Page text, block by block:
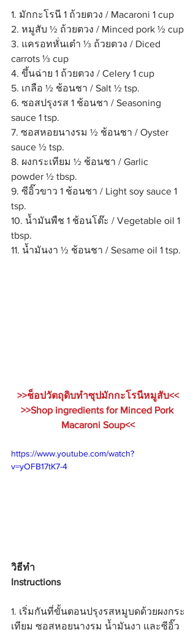
1. มักกะโรนี 1 ถ้วยตวง / Macaroni 1 cup
2. หมูสับ ½ ถ้วยตวง / Minced pork ½ cup
3. แครอทหั่นเต๋า ⅓ ถ้วยตวง / Diced
carrots ⅓ cup
4. ขึ้นฉ่าย 1 ถ้วยตวง / Celery 1 cup
5. เกลือ ½ ช้อนชา / Salt ½ tsp.
6. ซอสปรุงรส 1 ช้อนชา / Seasoning
sauce 1 tsp.
7. ซอสหอยนางรม ½ ช้อนชา / Oyster
sauce ½ tsp.
8. ผงกระเทียม ½ ช้อนชา / Garlic
powder ½ tbsp.
9. ซีอิ๊วขาว 1 ช้อนชา / Light soy sauce 1
tsp.
10. น้ำมันพืช 1 ช้อนโต๊ะ / Vegetable oil 1
tbsp.
11. น้ำมันงา ½ ช้อนชา / Sesame oil 1 tsp.
>>ช็อปวัตถุดิบทำซุปมักกะโรนีหมูสับ<<
>>Shop ingredients for Minced Pork
Macaroni Soup<<
https://www.youtube.com/watch?
v=yOFB17tK7-4
วิธีทำ
Instructions
1. เริ่มกันที่ขั้นตอนปรุงรสหมูบดด้วยผงกระ
เทียม ซอสหอยนางรม น้ำมันงา และซีอิ๊ว